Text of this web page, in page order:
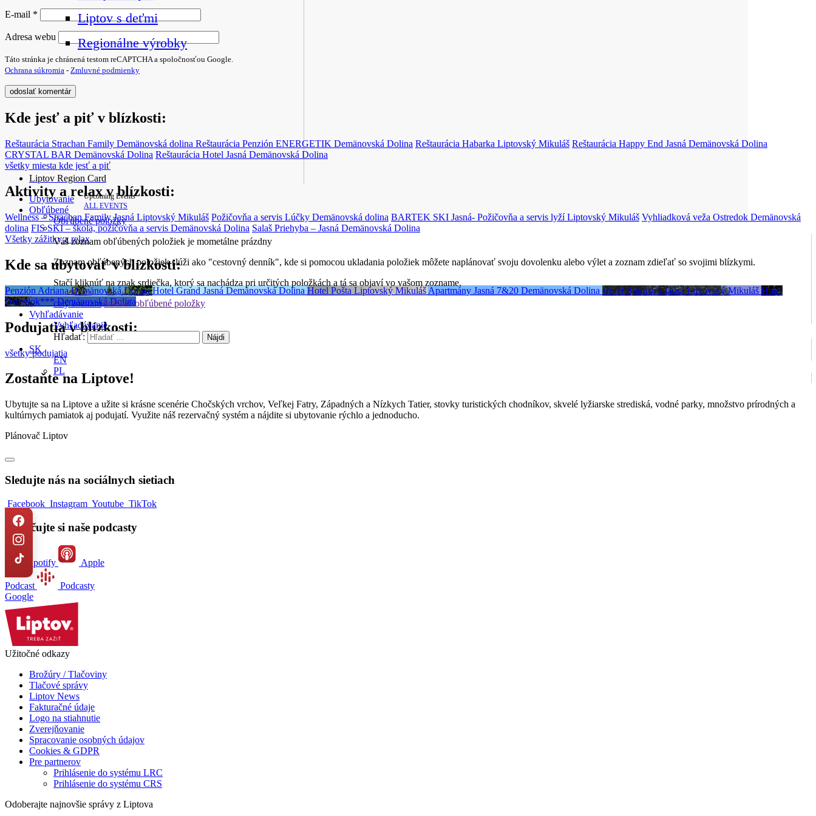
Liptov s deťmi
Regionálne výrobky
Upcoming Events
ALL EVENTS
Liptov Region Card
Ubytovanie
Obľúbené
Obľúbené položky
Váš zoznam obľúbených položiek je mometálne prázdny
Zoznam obľúbených položiek slúži ako "cestovný denník", kde si pomocou ukladania položiek môžete naplánovať svoju dovolenku alebo výlet a zoznam zdieľať so svojimi blízkymi.
Stačí kliknúť na znak srdiečka, ktorý sa nachádza pri určitých položkách a tá sa objaví vo vašom zozname.
celý zoznam zdieľať obľúbené položky
Vyhľadávanie
Vyhľadávanie
Hľadať:
SK
EN
PL
E-mail *
Adresa webu
Táto stránka je chránená testom reCAPTCHA a spoločnosťou Google.
Ochrana súkromia - Zmluvné podmienky
Kde jesť a piť v blízkosti:
Reštaurácia Strachan Family Demänovská dolina Reštaurácia Penzión ENERGETIK Demänovská Dolina Reštaurácia Habarka Liptovský Mikuláš Reštaurácia Happy End Jasná Demänovská Dolina
CRYSTAL BAR Demänovská Dolina Reštaurácia Hotel Jasná Demänovská Dolina
všetky miesta kde jesť a piť
Aktivity a relax v blízkosti:
Wellness – Strachan Family Jasná Liptovský Mikuláš Požičovňa a servis Lúčky Demänovská dolina BARTEK SKI Jasná- Požičovňa a servis lyží Liptovský Mikuláš Vyhliadková veža Ostredok Demänovská
dolina FIS SKI – škola, požičovňa a servis Demänovská Dolina Salaš Priehyba – Jasná Demänovská Dolina
Všetky zážitky a relax
Kde sa ubytovať v blízkosti:
Penzión AdrianaDemänovská DolinaHotel Grand Jasná Demänovská Dolina Hotel Pošta Liptovský Mikuláš Apartmány Jasná 7&20 Demänovská Dolina Hotel Björnson JasnáLiptovský Mikuláš Hotel
Ostredok***Demänovská Dolina
Podujatia v blízkosti:
všetky podujatia
Zostaňte na Liptove!
Ubytujte sa na Liptove a užite si krásne scenérie Chočských vrchov, Veľkej Fatry, Západných a Nízkych Tatier, stovky turistických chodníkov, skvelé lyžiarske strediská, vodné parky, množstvo prírodných a
kultúrnych pamiatok aj podujatí. Využite náš rezervačný systém a nájdite si ubytovanie rýchlo a jednoducho.
Plánovač Liptov
Sledujte nás na sociálnych sietiach
Facebook Instagram Youtube TikTok
Vypočujte si naše podcasty
Spotify Apple
Podcast
Podcasty
Google
Užitočné odkazy
Brožúry / Tlačoviny
Tlačové správy
Liptov News
Fakturačné údaje
Logo na stiahnutie
Zverejňovanie
Spracovanie osobných údajov
Cookies & GDPR
Pre partnerov
Prihlásenie do systému LRC
Prihlásenie do systému CRS
Odoberajte najnovšie správy z Liptova